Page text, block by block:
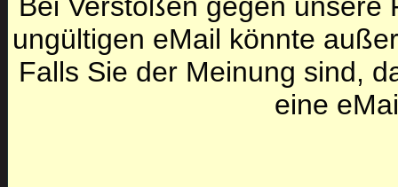
ungültigen eMail könnte
Falls Sie der Meinung sind,
eine